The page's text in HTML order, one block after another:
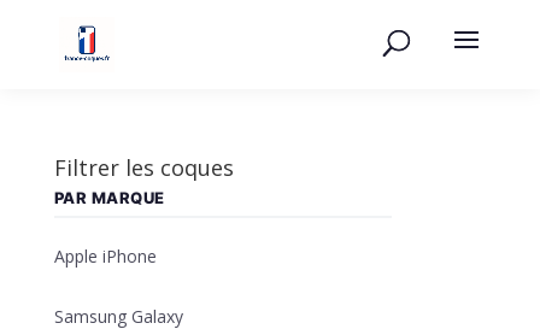
Filtrer les coques
PAR MARQUE
Apple iPhone
Samsung Galaxy